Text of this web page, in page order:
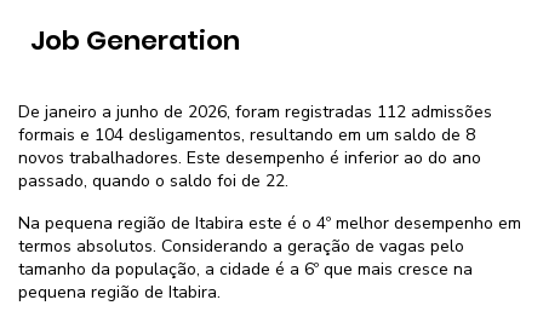
Job Generation
De janeiro a junho de 2026, foram registradas 112 admissões
formais e 104 desligamentos, resultando em um saldo de 8
novos trabalhadores. Este desempenho é inferior ao do ano
passado, quando o saldo foi de 22.
Na pequena região de Itabira este é o 4º melhor desempenho em
termos absolutos. Considerando a geração de vagas pelo
tamanho da população, a cidade é a 6º que mais cresce na
pequena região de Itabira.